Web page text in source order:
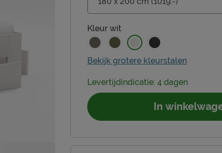
Kleur wit
Bekijk grotere kleurstalen
Levertijdindicatie: 4 dagen
In